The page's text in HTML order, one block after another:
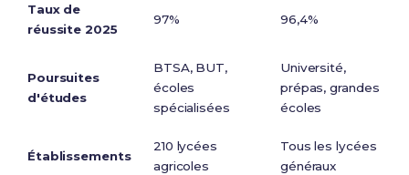
Taux de
réussite 2025
97% 96,4%
Poursuites
d'études
BTSA, BUT,
écoles
spécialisées
Université,
prépas, grandes
écoles
Établissements
210 lycées
agricoles
Tous les lycées
généraux